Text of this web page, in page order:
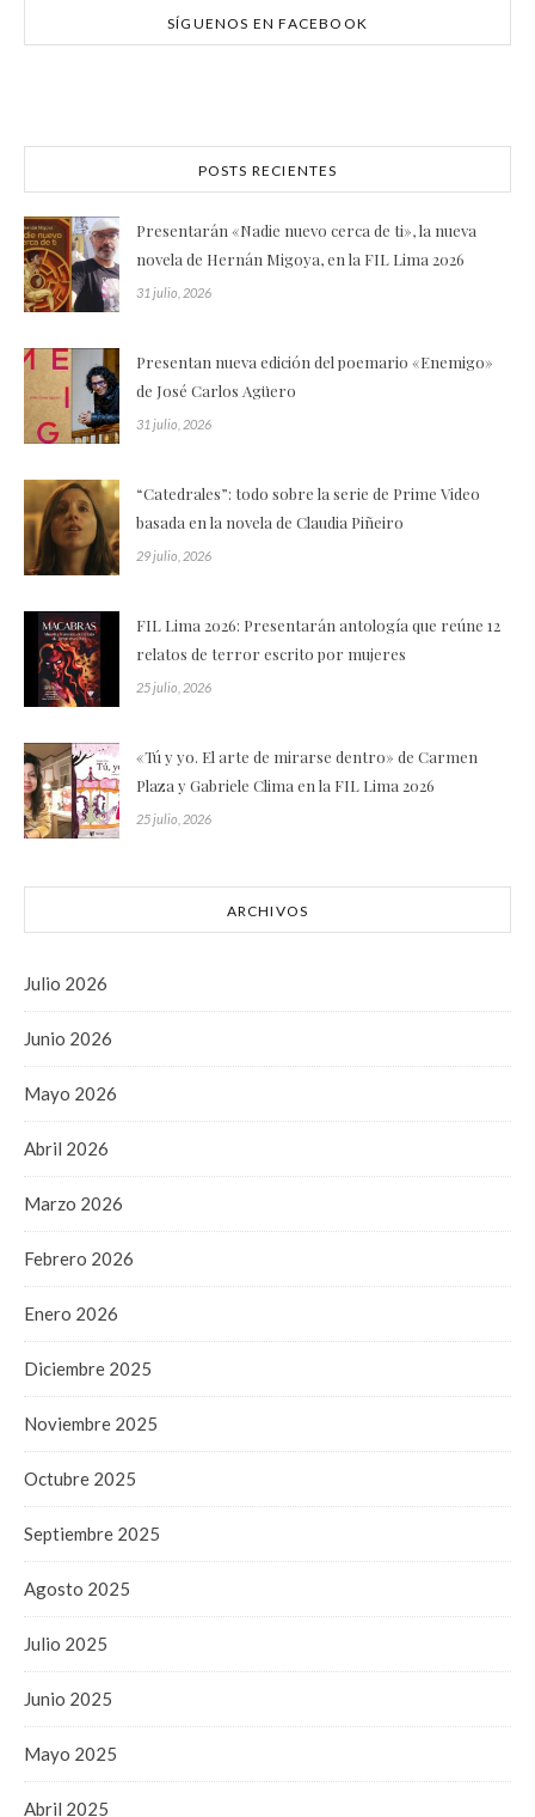
SÍGUENOS EN FACEBOOK
POSTS RECIENTES
Presentarán «Nadie nuevo cerca de ti», la nueva
novela de Hernán Migoya, en la FIL Lima 2026
31 julio, 2026
Presentan nueva edición del poemario «Enemigo»
de José Carlos Agüero
31 julio, 2026
“Catedrales”: todo sobre la serie de Prime Video
basada en la novela de Claudia Piñeiro
29 julio, 2026
FIL Lima 2026: Presentarán antología que reúne 12
relatos de terror escrito por mujeres
25 julio, 2026
«Tú y yo. El arte de mirarse dentro» de Carmen
Plaza y Gabriele Clima en la FIL Lima 2026
25 julio, 2026
ARCHIVOS
Julio 2026
Junio 2026
Mayo 2026
Abril 2026
Marzo 2026
Febrero 2026
Enero 2026
Diciembre 2025
Noviembre 2025
Octubre 2025
Septiembre 2025
Agosto 2025
Julio 2025
Junio 2025
Mayo 2025
Abril 2025